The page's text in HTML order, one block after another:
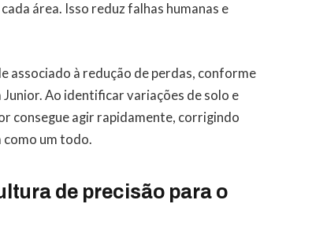
área. Isso reduz falhas humanas e
associado à redução de perdas, conforme
Ao identificar variações de solo e
consegue agir rapidamente, corrigindo
como um todo.
de precisão para o